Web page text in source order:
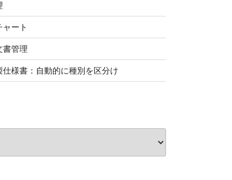
ート
書管理
様書：自動的に種別を区分け